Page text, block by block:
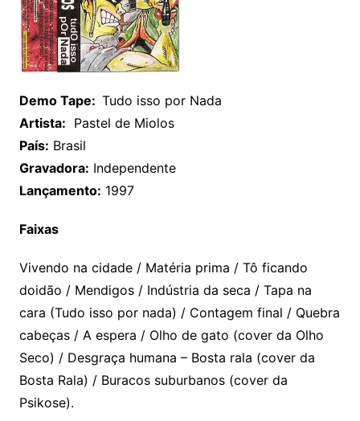
Demo Tape: Tudo isso por Nada
Artista: Pastel de Miolos
País: Brasil
Gravadora: Independente
Lançamento: 1997
Faixas
Vivendo na cidade / Matéria prima / Tô ficando
doidão / Mendigos / Indústria da seca / Tapa na
cara (Tudo isso por nada) / Contagem final / Quebra
cabeças / A espera / Olho de gato (cover da Olho
Seco) / Desgraça humana – Bosta rala (cover da
Bosta Rala) / Buracos suburbanos (cover da
Psikose).